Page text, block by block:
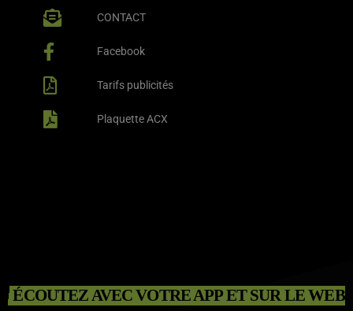
CONTACT
Facebook
Tarifs publicités
Plaquette ACX
ÉCOUTEZ AVEC VOTRE APP ET SUR LE WEB